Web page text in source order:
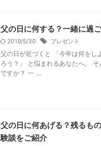
父の日に何する？一緒に過
2019/5/30 プレゼント
父の日が近づくと 「今年は何をし
ろう？」 と悩まれるあなたへ。
ですか？ 一 ...
父の日に何あげる？残るも
験談をご紹介